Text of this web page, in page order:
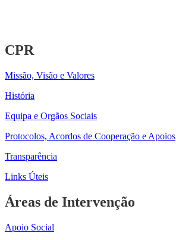
CPR
Missão, Visão e Valores
História
Equipa e Orgãos Sociais
Protocolos, Acordos de Cooperação e Apoios
Transparência
Links Úteis
Áreas de Intervenção
Apoio Social